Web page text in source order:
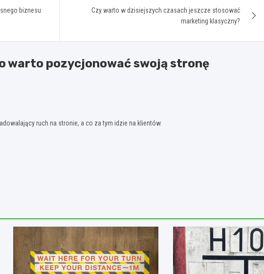
biznesu
Czy warto w dzisiejszych czasach jeszcze stosować
marketing klasyczny?
warto pozycjonować swoją stronę
ruch na stronie, a co za tym idzie na klientów.